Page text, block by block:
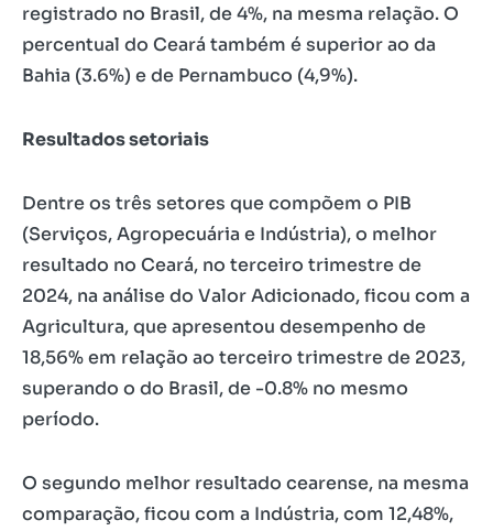
registrado no Brasil, de 4%, na mesma relação. O
percentual do Ceará também é superior ao da
Bahia (3.6%) e de Pernambuco (4,9%).
Resultados setoriais
Dentre os três setores que compõem o PIB
(Serviços, Agropecuária e Indústria), o melhor
resultado no Ceará, no terceiro trimestre de
2024, na análise do Valor Adicionado, ficou com a
Agricultura, que apresentou desempenho de
18,56% em relação ao terceiro trimestre de 2023,
superando o do Brasil, de -0.8% no mesmo
período.
O segundo melhor resultado cearense, na mesma
comparação, ficou com a Indústria, com 12,48%,